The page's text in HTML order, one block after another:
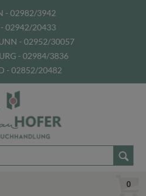
- 02982/3942
02942/20433
- 02952/30057
- 02984/3836
- 02852/20482
0